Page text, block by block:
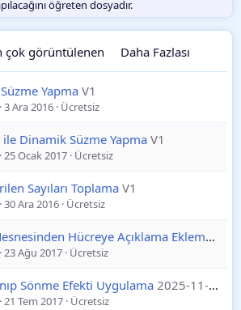
öğreten dosyadır.
çok görüntülenen Daha Fazlası
YapmaV1
3 Ara 2016 Ücretsiz
Dinamik Süzme Yapma V1
25 Ocak 2017 Ücretsiz
Sayıları ToplamaV1
30 Ara 2016 Ücretsiz
InputBox Nesnesinden Hücreye Açıklama Ekleme
23 Ağu 2017 Ücretsiz
Sönme Efekti Uygulama 2025-11-15
21 Tem 2017 Ücretsiz